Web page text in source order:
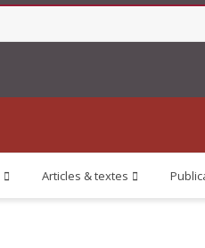
Articles & textes